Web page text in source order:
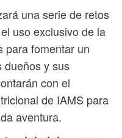
una serie de retos
uso exclusivo de la
para fomentar un
dueños y sus
con el
de IAMS para
aventura.